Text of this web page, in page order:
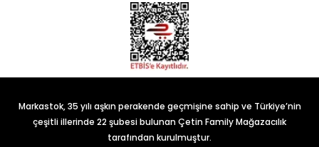
Markastok, 35 yılı aşkın perakende geçmişine sahip ve Türkiye’nin
çeşitli illerinde 22 şubesi bulunan Çetin Family Mağazacılık
tarafından kurulmuştur.